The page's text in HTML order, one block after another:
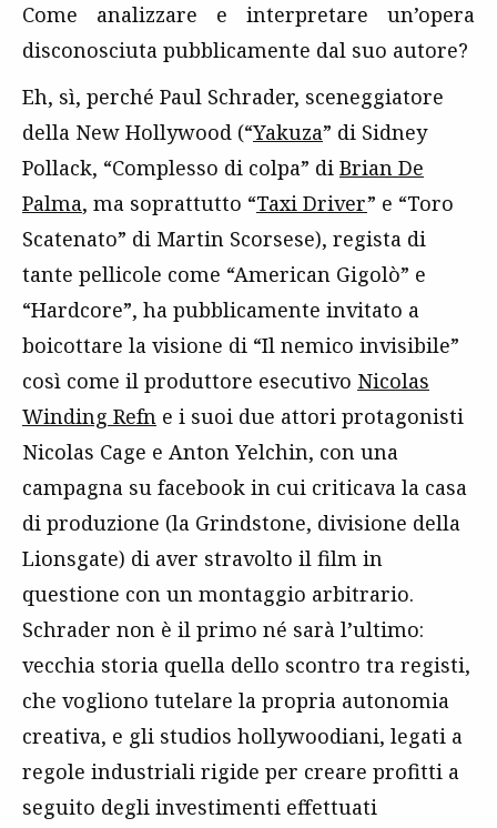
Come analizzare e interpretare un’opera
disconosciuta pubblicamente dal suo autore?
Eh, sì, perché Paul Schrader, sceneggiatore
della New Hollywood (“Yakuza” di Sidney
Pollack, “Complesso di colpa” di Brian De
Palma, ma soprattutto “Taxi Driver” e “Toro
Scatenato” di Martin Scorsese), regista di
tante pellicole come “American Gigolò” e
“Hardcore”, ha pubblicamente invitato a
boicottare la visione di “Il nemico invisibile”
così come il produttore esecutivo Nicolas
Winding Refn e i suoi due attori protagonisti
Nicolas Cage e Anton Yelchin, con una
campagna su facebook in cui criticava la casa
di produzione (la Grindstone, divisione della
Lionsgate) di aver stravolto il film in
questione con un montaggio arbitrario.
Schrader non è il primo né sarà l’ultimo:
vecchia storia quella dello scontro tra registi,
che vogliono tutelare la propria autonomia
creativa, e gli studios hollywoodiani, legati a
regole industriali rigide per creare profitti a
seguito degli investimenti effettuati